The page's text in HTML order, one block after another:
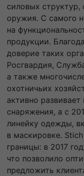
силовых структур,
оружия. С самого
на
продукции.
доверие таких
Росгвардия,
а также
охотничьих
активно развивает
снаряжения, а с
линейку одежды,
в маскировке.
границы: в 2017
что позволило
предложить